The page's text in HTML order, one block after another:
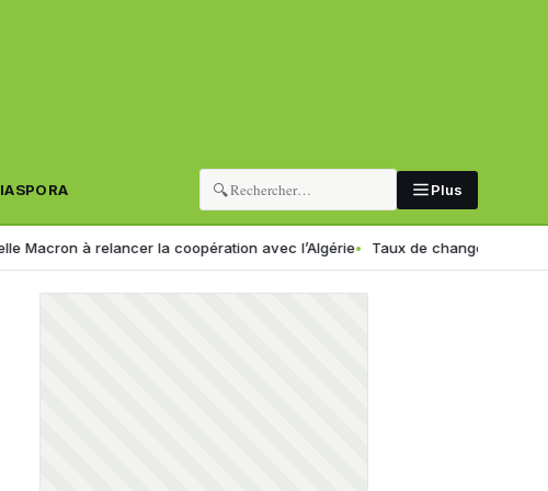
🔍 Plus
à relancer la coopération avec l’Algérie Taux de change en Algérie :